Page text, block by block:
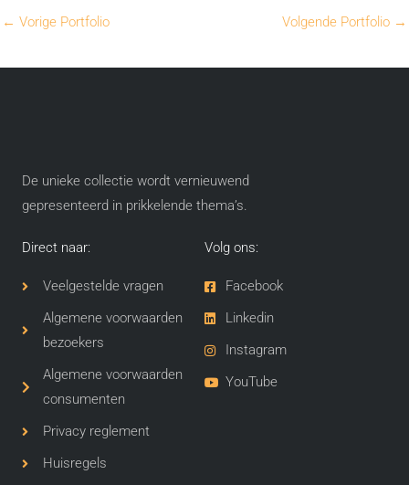
← Vorige Portfolio Volgende Portfolio →
De unieke collectie wordt vernieuwend
gepresenteerd in prikkelende thema’s​.
Direct naar:
Veelgestelde vragen
Algemene voorwaarden
bezoekers
Algemene voorwaarden
consumenten
Privacy reglement
Huisregels
Volg ons:
Facebook
Linkedin
Instagram
YouTube